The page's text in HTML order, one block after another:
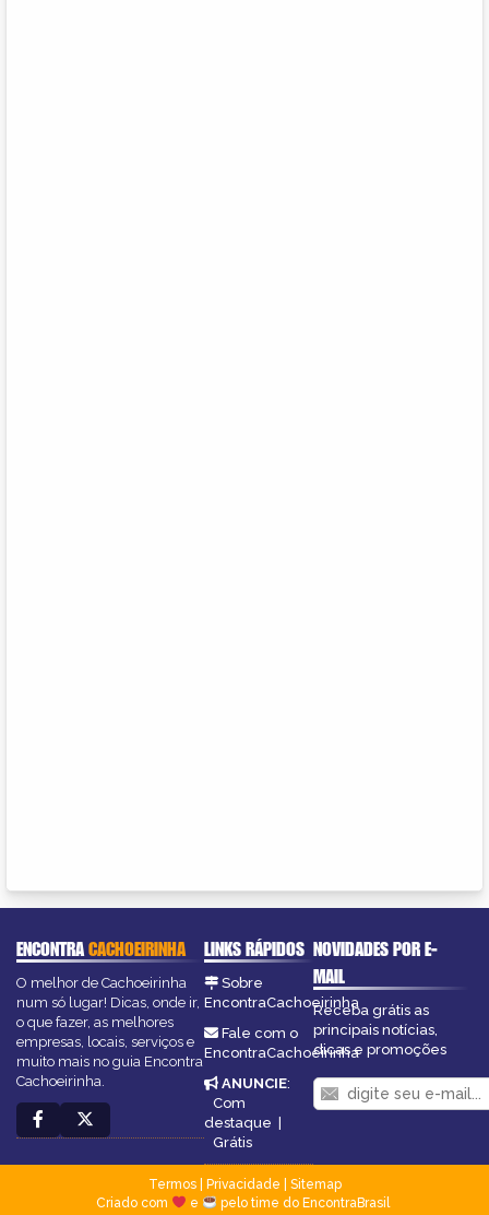
ENCONTRACACHOEIRINHA
O melhor de Cachoeirinha
num só lugar! Dicas, onde ir,
o que fazer, as melhores
empresas, locais, serviços e
muito mais no guia Encontra
Cachoeirinha.
LINKS RÁPIDOS
Sobre
EncontraCachoeirinha
Fale com o
EncontraCachoeirinha
ANUNCIE:
Com
destaque |
Grátis
NOVIDADES POR E-
MAIL
Receba grátis as
principais notícias,
dicas e promoções
Termos| Privacidade
Sitemap
Criado com
e pelo time do EncontraBrasil